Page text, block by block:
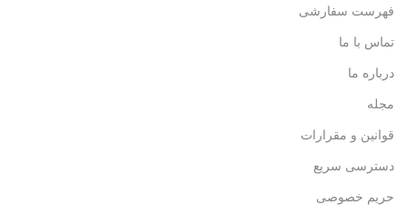
فهرست سفارشی
تماس با ما
درباره ما
مجله
قوانین و مقرارات
دسترسی سریع
حریم خصوصی